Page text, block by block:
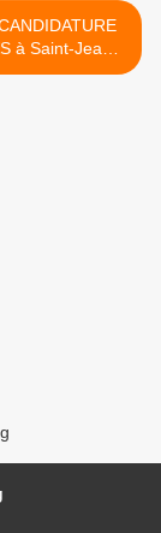
à Saint-Jean
de... >